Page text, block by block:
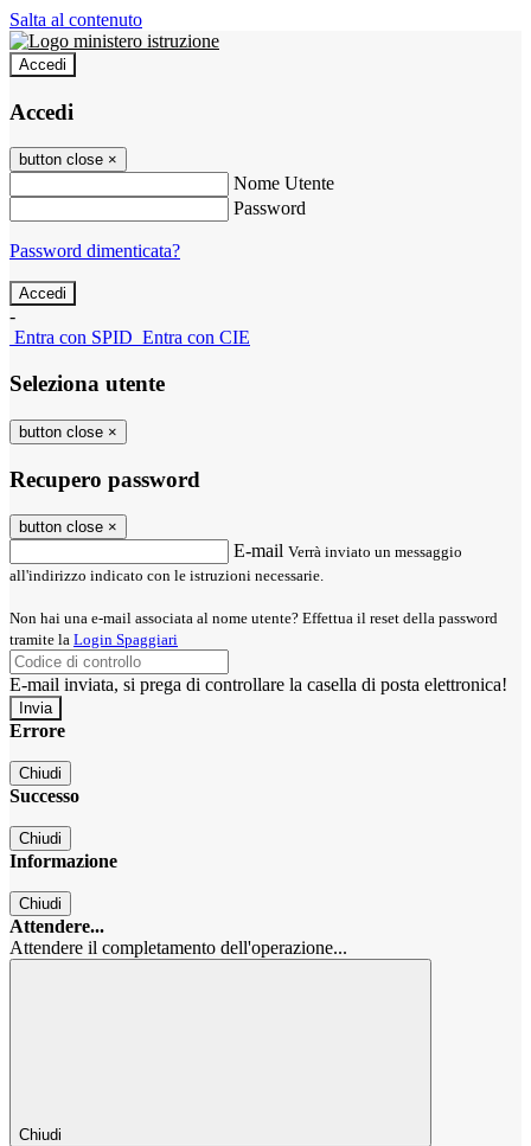
Salta al contenuto
Accedi
Accedi
button close ×
Nome Utente
Password
Password dimenticata?
-
Entra con SPID Entra con CIE
Seleziona utente
button close ×
Recupero password
button close ×
E-mail Verrà inviato un messaggio
all'indirizzo indicato con le istruzioni necessarie.
Non hai una e-mail associata al nome utente? Effettua il reset della password
tramite la Login Spaggiari
E-mail inviata, si prega di controllare la casella di posta elettronica!
Errore
Chiudi
Successo
Chiudi
Informazione
Chiudi
Attendere...
Attendere il completamento dell'operazione...
Chiudi